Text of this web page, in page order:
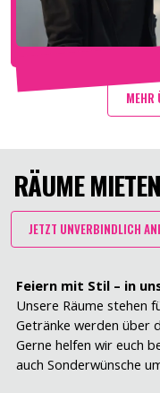
MEHR
RÄUME
JETZT UNVERBINDLICH
Feiern mit Stil – in
Unsere Räume stehen
Getränke werden über
Gerne helfen wir euch
auch Sonderwünsche